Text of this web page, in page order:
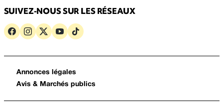
SUIVEZ-NOUS SUR LES RÉSEAUX
Annonces légales
Avis & Marchés publics